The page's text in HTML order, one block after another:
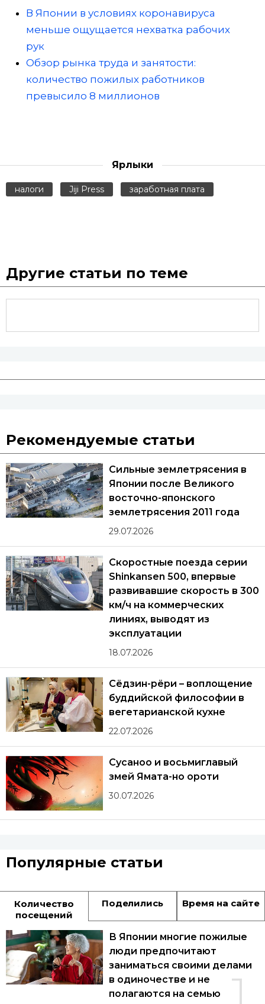
В Японии в условиях коронавируса
меньше ощущается нехватка рабочих
рук
Обзор рынка труда и занятости:
количество пожилых работников
превысило 8 миллионов
Ярлыки
налоги Jiji Press заработная плата
Другие статьи по теме
Рекомендуемые статьи
Сильные землетрясения в
Японии после Великого
восточно-японского
землетрясения 2011 года
29.07.2026
Скоростные поезда серии
Shinkansen 500, впервые
развивавшие скорость в 300
км/ч на коммерческих
линиях, выводят из
эксплуатации
18.07.2026
Сёдзин-рёри – воплощение
буддийской философии в
вегетарианской кухне
22.07.2026
Сусаноо и восьмиглавый
змей Ямата-но ороти
30.07.2026
Популярные статьи
Количество
посещений
Поделились Время на сайте
В Японии многие пожилые
люди предпочитают
заниматься своими делами
в одиночестве и не
полагаются на семью